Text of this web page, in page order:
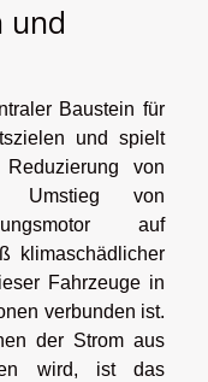
und
Baustein für
und spielt
von
Umstieg von
auf
klimaschädlicher
Fahrzeuge in
verbunden ist.
der Strom aus
wird, ist das